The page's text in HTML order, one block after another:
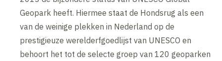
Geopark heeft. Hiermee staat de Hondsrug als een
van de weinige plekken in Nederland op de
prestigieuze werelderfgoedlijst van UNESCO en
behoort het tot de selecte groep van 120 geoparken